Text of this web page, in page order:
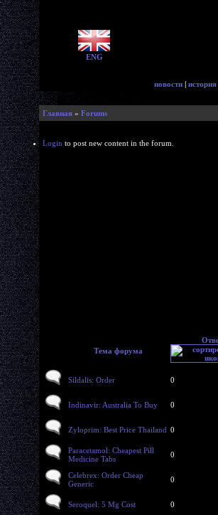
ENG
новости | история
Главная » Forums
Login to post new content in the forum.
Тема форума
Sildalis: Order 0
Indinavir: Australia To Buy 0
Zyloprim: Best Price Thailand 0
Paracetamol: Cheapest Pill
Medicine Tabs
0
Celebrex: Order Cheap
Generic
0
Seroquel: 5 Mg Cost 0